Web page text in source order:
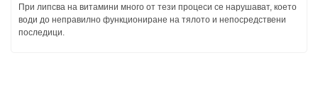
При липсва на витамини много от тези процеси се нарушават, което
води до неправилно функциониране на тялото и непосредствени
последици.